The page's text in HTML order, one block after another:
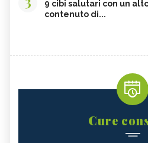
9 cibi salutari con un
contenuto di...
Cure